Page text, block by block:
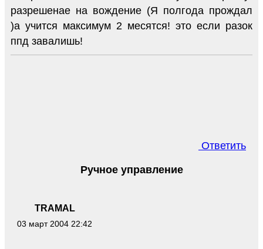
разрешенае на вождение (Я полгода прождал
)а учится максимум 2 месятся! это если разок
ппд завалишь!
Ответить
TRAMAL
03 март 2004 22:42
Ручное управление